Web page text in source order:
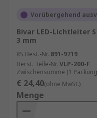
Vorübergehend
Bivar LED-Lichtleiter
3 mm
RS Best.-Nr. 891-9719
Herst. Teile-Nr. VLP-200-F
Zwischensumme (1
€ 24,40(ohne MwSt.)
Menge